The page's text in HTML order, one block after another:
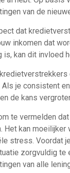
van de
dat
inkomen dat
is, kan dit invloed
je consistent
de kans
te vermelden
Het kan
stress. Voordat
zorgvuldig te
van alle